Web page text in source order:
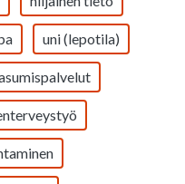
uni (lepotila)